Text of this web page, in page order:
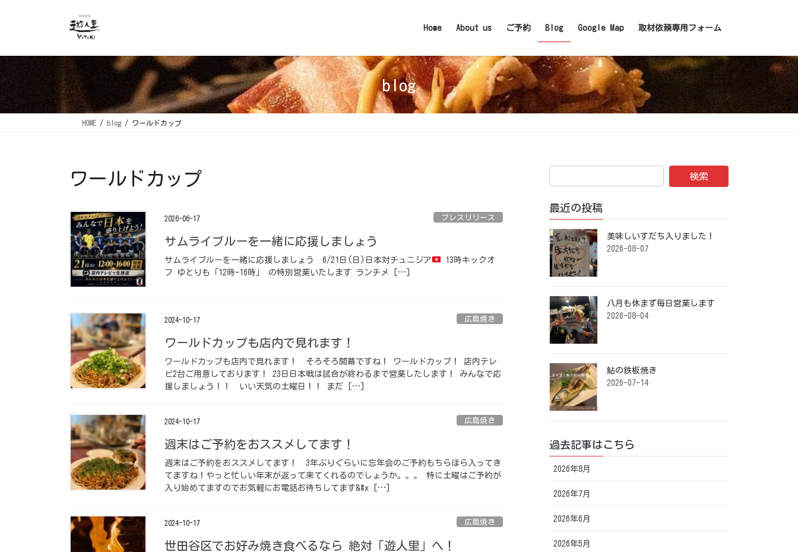
Home About us ご予約 Blog Google Map 取材依頼専用フォーム
blog
HOME blog ワールドカップ
ワールドカップ
2026-06-17 プレスリリース
サムライブルーを一緒に応援しましょう ⁡
サムライブルーを一緒に応援しましょう ⁡ 6/21日(日)日本対チュニジア
13時キックオ
フ ゆとりも「12時-16時」 の特別営業いたします ランチメ […]
2024-10-17 広島焼き
ワールドカップも店内で見れます！ ⁡
ワールドカップも店内で見れます！ ⁡ そろそろ開幕ですね！ ワールドカップ！ 店内テレ
ビ2台ご用意しております！ 23日日本戦は試合が終わるまで営業したします！ みんなで応
援しましょう！！ ⁡ いい天気の土曜日！！ まだ […]
2024-10-17 広島焼き
週末はご予約をおススメしてます！ ⁡
週末はご予約をおススメしてます！ ⁡ 3年ぶりぐらいに忘年会のご予約もちらほら入ってき
てますね！やっと忙しい年末が返って来てくれるのでしょうか。。。 特に土曜はご予約が
入り始めてますのでお気軽にお電話お待ちしてます&#x […]
2024-10-17 広島焼き
世田谷区でお好み焼き食べるなら 絶対「遊人里」へ！
最近の投稿
美味しいすだち入りました！ ⁡
2026-08-07
八月も休まず毎日営業します️ ⁡
2026-08-04
鮎の鉄板焼き ⁡
2026-07-14
過去記事はこちら
2026年8月
2026年7月
2026年6月
2026年5月